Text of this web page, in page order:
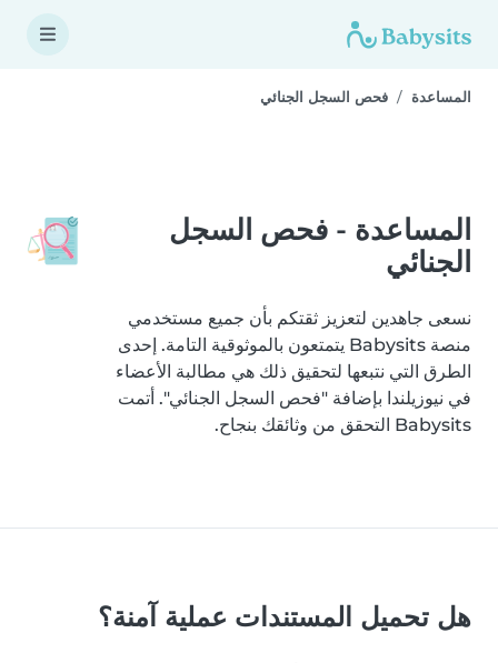
المساعدة فحص السجل الجنائي
المساعدة - فحص السجل
الجنائي
نسعى جاهدين لتعزيز ثقتكم بأن جميع مستخدمي
منصة Babysits يتمتعون بالموثوقية التامة. إحدى
الطرق التي نتبعها لتحقيق ذلك هي مطالبة الأعضاء
في نيوزيلندا بإضافة "فحص السجل الجنائي". أتمت
Babysits التحقق من وثائقك بنجاح.
هل تحميل المستندات عملية آمنة؟